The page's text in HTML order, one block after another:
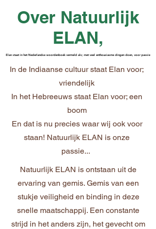
Over Natuurlijk
ELAN,
Elan staat in het Nederlandse woordenboek vermeld als; met veel enthousiasme dingen doen, voor passie
Elan staat in het Nederlandse woordenboek vermeld als; met veel enthousiasme dingen doen, voor passie
In de Indiaanse cultuur staat Elan voor;
vriendelijk
In het Hebreeuws staat Elan voor; een
boom
En dat is nu precies waar wij ook voor
staan! Natuurlijk ELAN is onze
passie...
Natuurlijk ELAN is ontstaan uit de
ervaring van gemis. Gemis van een
stukje veiligheid en binding in deze
snelle maatschappij. Een constante
strijd in het anders zijn, het gevecht om